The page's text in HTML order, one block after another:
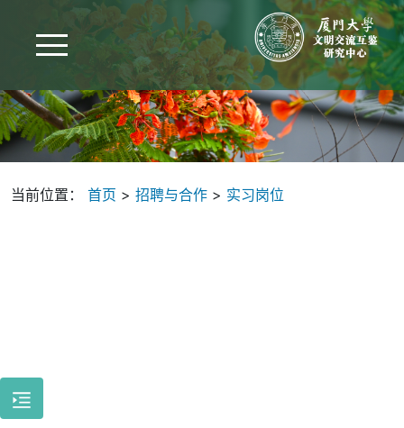
当前位置： 首页 > 招聘与合作 > 实习岗位